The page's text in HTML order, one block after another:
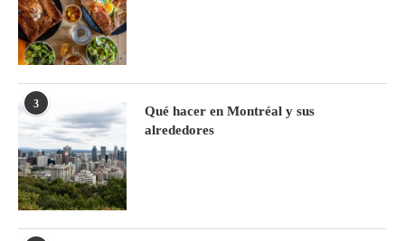
3
Qué hacer en Montréal y sus
alrededores